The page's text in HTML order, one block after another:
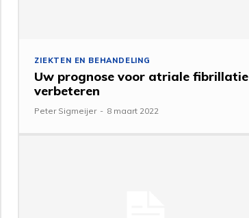
ZIEKTEN EN BEHANDELING
Uw prognose voor atriale fibrillatie
verbeteren
Peter Sigmeijer - 8 maart 2022